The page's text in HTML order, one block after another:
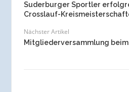
Suderburger Sportler
Crosslauf-
Nächster Artikel
Mitgliederversammlung beim